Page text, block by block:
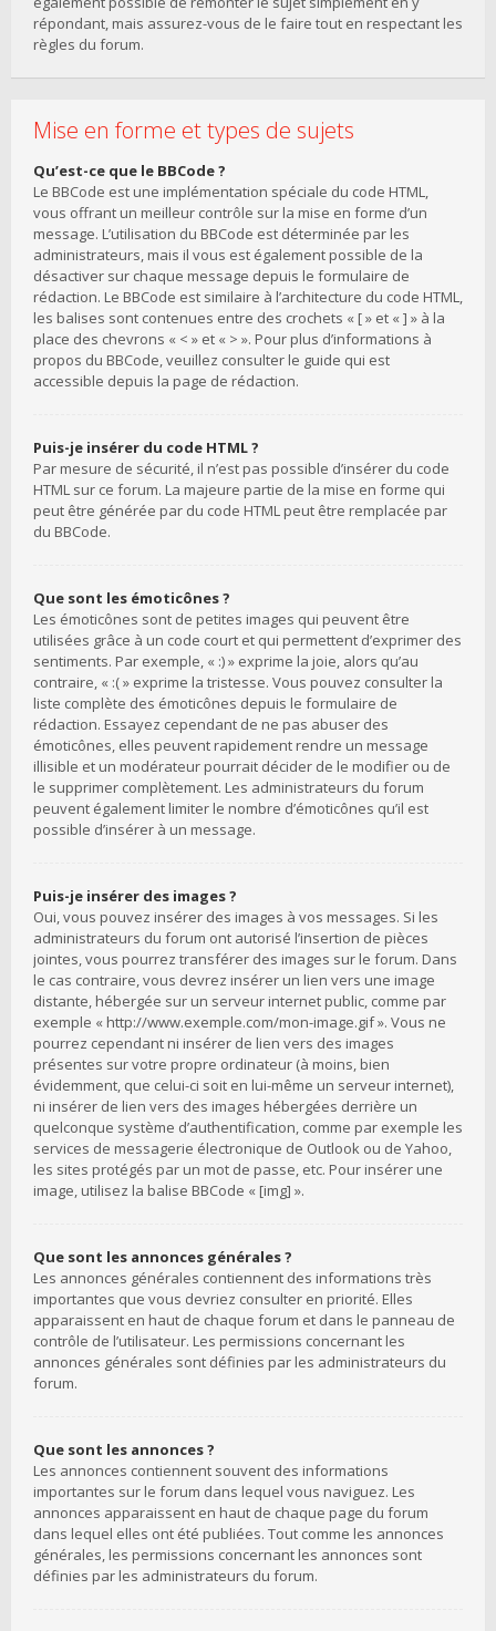
répondant, mais assurez-vous de le faire tout en respectant les
règles du forum.
Mise en forme et types de sujets
Qu’est-ce que le BBCode ?
Le BBCode est une implémentation spéciale du code HTML,
vous offrant un meilleur contrôle sur la mise en forme d’un
message. L’utilisation du BBCode est déterminée par les
administrateurs, mais il vous est également possible de la
désactiver sur chaque message depuis le formulaire de
rédaction. Le BBCode est similaire à l’architecture du code HTML,
les balises sont contenues entre des crochets « [ » et « ] » à la
place des chevrons « < » et « > ». Pour plus d’informations à
propos du BBCode, veuillez consulter le guide qui est
accessible depuis la page de rédaction.
Puis-je insérer du code HTML ?
Par mesure de sécurité, il n’est pas possible d’insérer du code
HTML sur ce forum. La majeure partie de la mise en forme qui
peut être générée par du code HTML peut être remplacée par
du BBCode.
Que sont les émoticônes ?
Les émoticônes sont de petites images qui peuvent être
utilisées grâce à un code court et qui permettent d’exprimer des
sentiments. Par exemple, « :) » exprime la joie, alors qu’au
contraire, « :( » exprime la tristesse. Vous pouvez consulter la
liste complète des émoticônes depuis le formulaire de
rédaction. Essayez cependant de ne pas abuser des
émoticônes, elles peuvent rapidement rendre un message
illisible et un modérateur pourrait décider de le modifier ou de
le supprimer complètement. Les administrateurs du forum
peuvent également limiter le nombre d’émoticônes qu’il est
possible d’insérer à un message.
Puis-je insérer des images ?
Oui, vous pouvez insérer des images à vos messages. Si les
administrateurs du forum ont autorisé l’insertion de pièces
jointes, vous pourrez transférer des images sur le forum. Dans
le cas contraire, vous devrez insérer un lien vers une image
distante, hébergée sur un serveur internet public, comme par
exemple « http://www.exemple.com/mon-image.gif ». Vous ne
pourrez cependant ni insérer de lien vers des images
présentes sur votre propre ordinateur (à moins, bien
évidemment, que celui-ci soit en lui-même un serveur internet),
ni insérer de lien vers des images hébergées derrière un
quelconque système d’authentification, comme par exemple les
services de messagerie électronique de Outlook ou de Yahoo,
les sites protégés par un mot de passe, etc. Pour insérer une
image, utilisez la balise BBCode « [img] ».
Que sont les annonces générales ?
Les annonces générales contiennent des informations très
importantes que vous devriez consulter en priorité. Elles
apparaissent en haut de chaque forum et dans le panneau de
contrôle de l’utilisateur. Les permissions concernant les
annonces générales sont définies par les administrateurs du
forum.
Que sont les annonces ?
Les annonces contiennent souvent des informations
importantes sur le forum dans lequel vous naviguez. Les
annonces apparaissent en haut de chaque page du forum
dans lequel elles ont été publiées. Tout comme les annonces
générales, les permissions concernant les annonces sont
définies par les administrateurs du forum.